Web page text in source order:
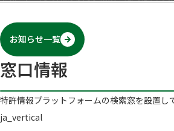
お知らせ一覧
窓口情報
特許情報プラットフォームの検索窓を設置し
ja_vertical